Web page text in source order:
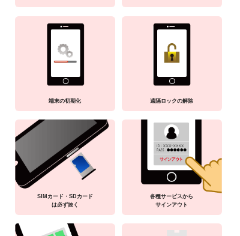
端末の初期化 遠隔ロックの解除
SIMカード・SDカード
は必ず抜く
各種サービスから
サインアウト